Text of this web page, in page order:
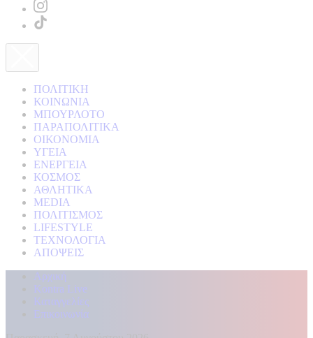
ΠΟΛΙΤΙΚΗ
ΚΟΙΝΩΝΙΑ
ΜΠΟΥΡΛΟΤΟ
ΠΑΡΑΠΟΛΙΤΙΚΑ
ΟΙΚΟΝΟΜΙΑ
ΥΓΕΙΑ
ΕΝΕΡΓΕΙΑ
ΚΟΣΜΟΣ
ΑΘΛΗΤΙΚΑ
MEDIA
ΠΟΛΙΤΙΣΜΟΣ
LIFESTYLE
ΤΕΧΝΟΛΟΓΙΑ
ΑΠΟΨΕΙΣ
Αρχική
Kontra Live
Καταγγελίες
Επικοινωνία